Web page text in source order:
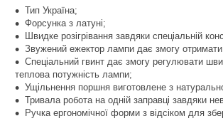
Тип Україна;
Форсунка з латуні;
Швидке розігрівання завдяки спеціальній
Звужений ежектор лампи дає змогу
Спеціальний гвинт дає змогу регулювати
теплова потужність лампи;
Ущільнення поршня виготовлене з
Тривала робота на одній заправці завдяки
Ручка ергономічної форми з відсіком для